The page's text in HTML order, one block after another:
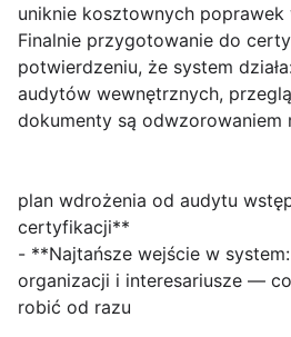
uniknie kosztownych
Finalnie przygotowanie do
potwierdzeniu, że system
audytów wewnętrznych,
dokumenty są odwzorowaniem
plan wdrożenia od audytu
certyfikacji**
- **Najtańsze wejście w
organizacji i interesariusze —
robić od razu